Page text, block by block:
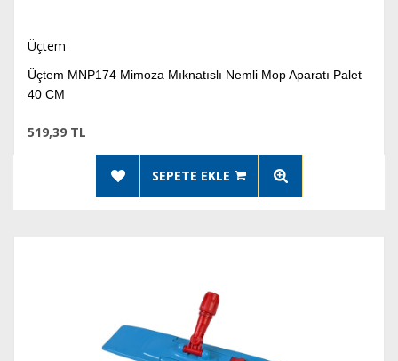
Üçtem
Üçtem MNP174 Mimoza Mıknatıslı Nemli Mop Aparatı Palet
40 CM
519,39 TL
SEPETE EKLE